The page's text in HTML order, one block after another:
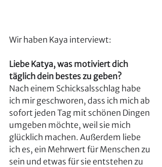
Wir haben Kaya interviewt:
Liebe Katya, was motiviert dich
täglich dein bestes zu geben?
Nach einem Schicksalsschlag habe
ich mir geschworen, dass ich mich ab
sofort jeden Tag mit schönen Dingen
umgeben möchte, weil sie mich
glücklich machen. Außerdem liebe
ich es, ein Mehrwert für Menschen zu
sein und etwas für sie entstehen zu